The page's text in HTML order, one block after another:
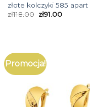
złote kolczyki 585 apart
zł118.00 zł91.00
Promocja!